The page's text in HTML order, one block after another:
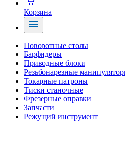
Корзина
Поворотные столы
Барфидеры
Приводные блоки
Резьбонарезные
Токарные патроны
Тиски станочные
Фрезерные оправки
Запчасти
Режущий инструмент